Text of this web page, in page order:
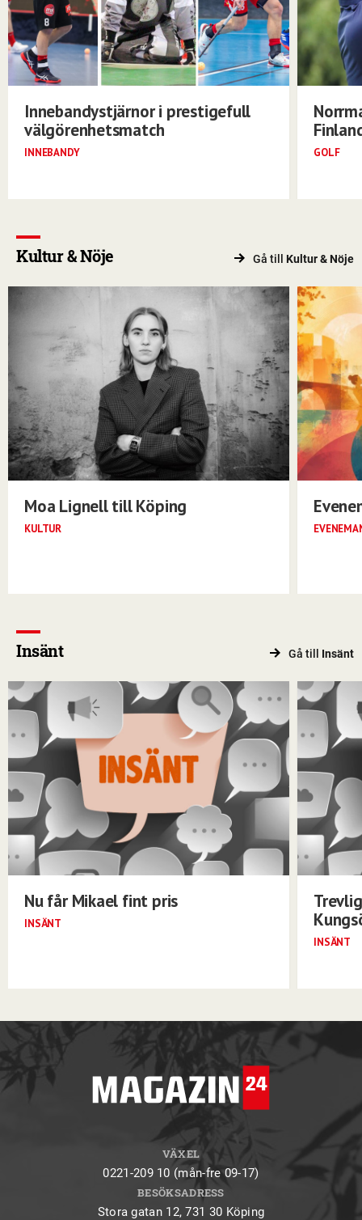
Innebandystjärnor i prestigefull
välgörenhetsmatch
INNEBANDY GOLF
Kultur & Nöje Gå till Kultur & Nöje
Moa Lignell till Köping
KULTUR
Insänt Gå till Insänt
Nu får Mikael fint pris
INSÄNT
INSÄNT
VÄXEL
0221-209 10 (mån-fre 09-17)
BESÖKSADRESS
Stora gatan 12, 731 30 Köping